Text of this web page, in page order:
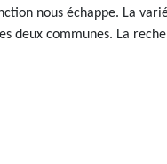
nous échappe. La
deux communes. La